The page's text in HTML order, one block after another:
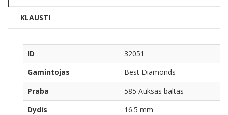
KLAUSTI
ID
32051
Gamintojas
Best Diamonds
Praba
585 Auksas baltas
Dydis
16.5 mm